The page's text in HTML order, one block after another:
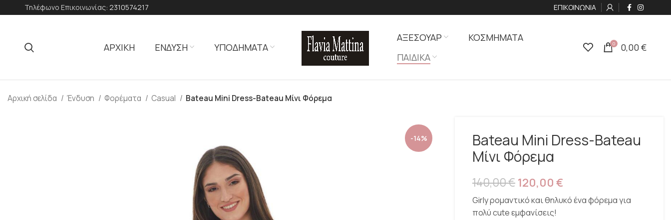
Τηλέφωνο Επικοινωνίας: 2310574217 ΕΠΙΚΟΙΝΩΝΙΑ
ΑΡΧΙΚΗ ΕΝΔΥΣΗ ΥΠΟΔΗΜΑΤΑ
ΑΞΕΣΟΥΑΡ
ΚΟΣΜΗΜΑΤΑ
ΠΑΙΔΙΚΑ
0 0,00€
Αρχική σελίδα Ένδυση Φορέματα Casual Bateau Mini Dress-Bateau Μίνι Φόρεμα
-14%
Bateau Mini Dress-Bateau
Μίνι Φόρεμα
140,00€ 120,00 €
Girly ρομαντικό και θηλυκό ένα φόρεμα για
πολύ cute εμφανίσεις!